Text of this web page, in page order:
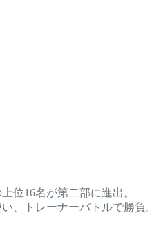
位16名が第二部に進出。
、トレーナーバトルで勝負。